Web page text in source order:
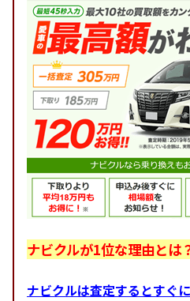
ナビクルが1位な理由とは
ナビクルは査定するとすぐ